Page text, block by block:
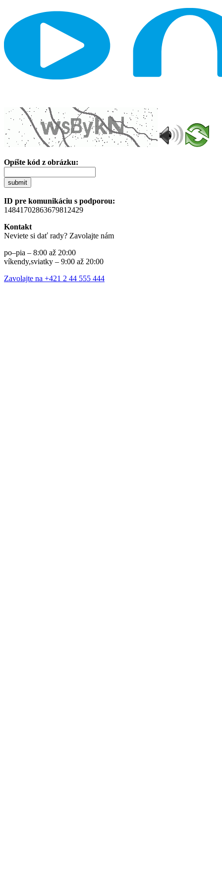
Opíšte kód z obrázku:
submit
ID pre komunikáciu s podporou:
14841702863679812429
Kontakt
Neviete si dať rady? Zavolajte nám
po–pia – 8:00 až 20:00
víkendy,sviatky – 9:00 až 20:00
Zavolajte na +421 2 44 555 444